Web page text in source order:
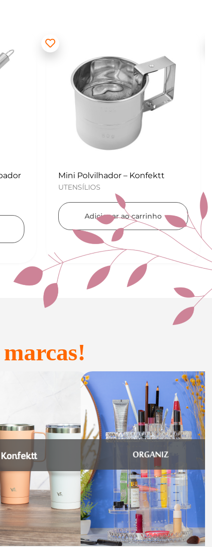
Kit para Copos de Massa 2 peças
– Konfektt
UTENSÍLIOS
Adicionar ao carrinho
marcas!
Acessórios
inteligentes